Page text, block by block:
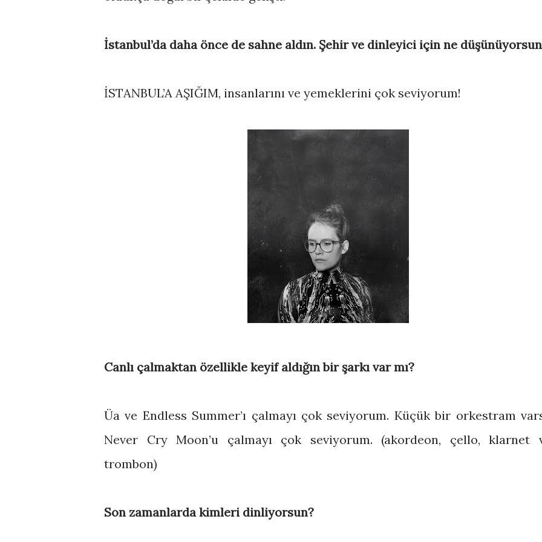
İstanbul’da daha önce de sahne aldın. Şehir ve dinleyici için ne
İSTANBUL’A AŞIĞIM, insanlarını ve yemeklerini çok seviyorum!
Canlı çalmaktan özellikle keyif aldığın bir şarkı var mı?
Üa ve Endless Summer’ı çalmayı çok seviyorum. Küçük bir orkestram
Never Cry Moon’u çalmayı çok seviyorum. (akordeon, çello, klarnet
trombon)
Son zamanlarda kimleri dinliyorsun?